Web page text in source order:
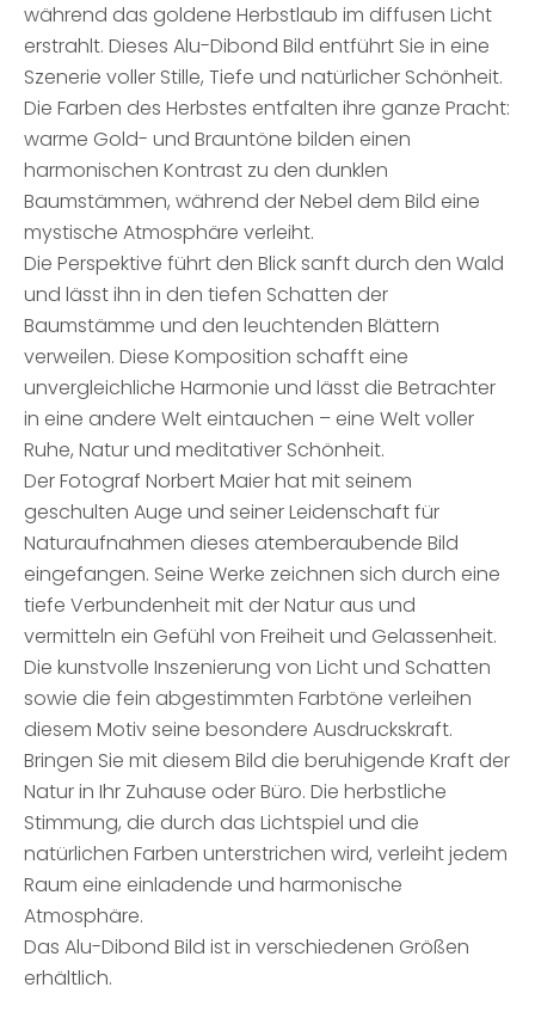
während das goldene Herbstlaub im diffusen Licht
erstrahlt. Dieses Alu-Dibond Bild entführt Sie in eine
Szenerie voller Stille, Tiefe und natürlicher Schönheit.
Die Farben des Herbstes entfalten ihre ganze Pracht:
warme Gold- und Brauntöne bilden einen
harmonischen Kontrast zu den dunklen
Baumstämmen, während der Nebel dem Bild eine
mystische Atmosphäre verleiht.
Die Perspektive führt den Blick sanft durch den Wald
und lässt ihn in den tiefen Schatten der
Baumstämme und den leuchtenden Blättern
verweilen. Diese Komposition schafft eine
unvergleichliche Harmonie und lässt die Betrachter
in eine andere Welt eintauchen – eine Welt voller
Ruhe, Natur und meditativer Schönheit.
Der Fotograf Norbert Maier hat mit seinem
geschulten Auge und seiner Leidenschaft für
Naturaufnahmen dieses atemberaubende Bild
eingefangen. Seine Werke zeichnen sich durch eine
tiefe Verbundenheit mit der Natur aus und
vermitteln ein Gefühl von Freiheit und Gelassenheit.
Die kunstvolle Inszenierung von Licht und Schatten
sowie die fein abgestimmten Farbtöne verleihen
diesem Motiv seine besondere Ausdruckskraft.
Bringen Sie mit diesem Bild die beruhigende Kraft der
Natur in Ihr Zuhause oder Büro. Die herbstliche
Stimmung, die durch das Lichtspiel und die
natürlichen Farben unterstrichen wird, verleiht jedem
Raum eine einladende und harmonische
Atmosphäre.
Das Alu-Dibond Bild ist in verschiedenen Größen
erhältlich.